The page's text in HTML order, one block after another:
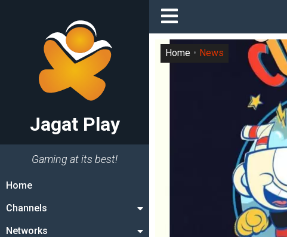
Jagat Play
Gaming at its best!
Home
Channels
Networks
Home News